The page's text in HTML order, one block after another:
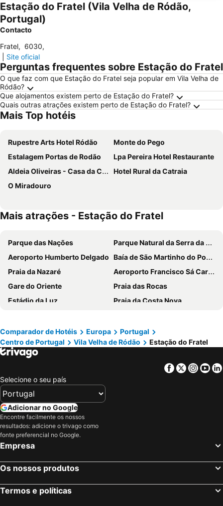
Estação do Fratel (Vila Velha de Ródão,
Portugal)
Contacto
Fratel, 6030,
Site oficial
Perguntas frequentes sobre Estação do Fratel
O que faz com que Estação do Fratel seja popular em Vila Velha de
Ródão?
Que alojamentos existem perto de Estação do Fratel?
Quais outras atrações existem perto de Estação do Fratel?
Mais Top hotéis
Rupestre Arts Hotel Ródão
Monte do Pego
Estalagem Portas de Rodão
Lpa Pereira Hotel Restaurante
Aldeia Oliveiras - Casa da Cancela
Hotel Rural da Catraia
O Miradouro
Mais atrações - Estação do Fratel
Parque das Nações
Parque Natural da Serra da Estrela
Aeroporto Humberto Delgado Baía de São Martinho do Porto
Praia da Nazaré
Aeroporto Francisco Sá Carneiro
Gare do Oriente
Praia das Rocas
Estádio da Luz
Praia da Costa Nova
Portinho da Arrábida
Barragem do Alqueva
Da Barra
Praia de Buarcos
Piodão -Aldeia Histórica
Praia da Consolação
Praia da Comporta
Badoca Safari Park
Jardim Zoológico de Lisboa
Basílica de Nossa Senhora do Rosário de Fátima
Praia de Quiaios
Pavilhão Atlântico
Termas de São Pedro do Sul
Passeio Marítimo de Algés
Praias de Santa Cruz
Comparador de Hotéis Europa
Portugal
Centro de Portugal
Vila Velha de Ródão Estação do Fratel
Facebook
Twitter
Selecione o seu país
Adicionar no Google
Encontre facilmente os nossos
resultados: adicione o trivago como
fonte preferencial no Google.
Empresa
Os nossos produtos
Termos e políticas